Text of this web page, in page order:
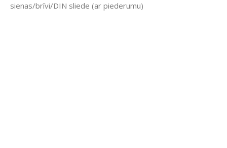
sienas/brīvi/DIN sliede (ar piederumu)